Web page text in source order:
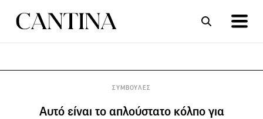
ΣΥΜΒΟΥΛΕΣ
Αυτό είναι το απλούστατο κόλπο για